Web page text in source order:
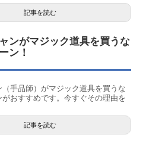
記事を読む
ンがマジック道具を買うな
ン！
（手品師）がマジック道具を買うな
がおすすめです。今すぐその理由を
記事を読む